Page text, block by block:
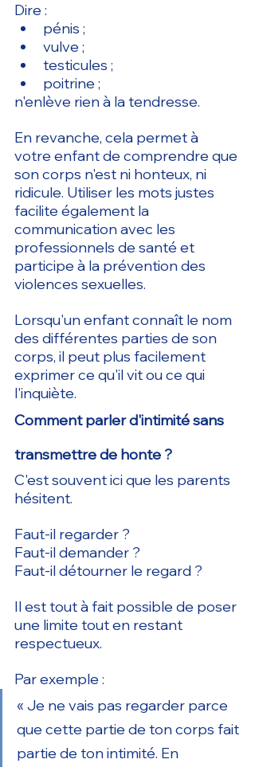
Dire :
pénis ;
vulve ;
testicules ;
poitrine ;
n'enlève rien à la tendresse.
En revanche, cela permet à
votre enfant de comprendre que
son corps n'est ni honteux, ni
ridicule. Utiliser les mots justes
facilite également la
communication avec les
professionnels de santé et
participe à la prévention des
violences sexuelles.
Lorsqu'un enfant connaît le nom
des différentes parties de son
corps, il peut plus facilement
exprimer ce qu'il vit ou ce qui
l'inquiète.
Comment parler d'intimité sans
transmettre de honte ?
C'est souvent ici que les parents
hésitent.
Faut-il regarder ?
Faut-il demander ?
Faut-il détourner le regard ?
Il est tout à fait possible de poser
une limite tout en restant
respectueux.
Par exemple :
« Je ne vais pas regarder parce
que cette partie de ton corps fait
partie de ton intimité. En